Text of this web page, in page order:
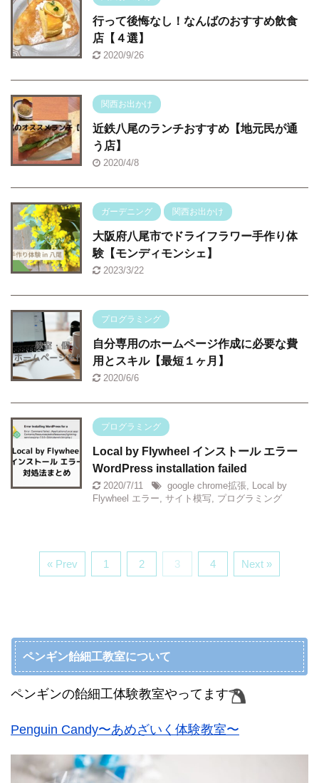
行って後悔なし！なんばのおすすめ飲食
店【４選】
2020/9/26
関西お出かけ
近鉄八尾のランチおすすめ【地元民が通
う店】
2020/4/8
ガーデニング 関西お出かけ
大阪府八尾市でドライフラワー手作り体
験【モンディモンシェ】
2023/3/22
プログラミング
自分専用のホームページ作成に必要な費
用とスキル【最短１ヶ月】
2020/6/6
プログラミング
Local by Flywheel インストール エラー
WordPress installation failed
2020/7/11 google chrome拡張, Local by
Flywheel エラー, サイト模写, プログラミング
« Prev 1 2 3 4 Next »
ペンギン飴細工教室について
ペンギンの飴細工体験教室やってます
Penguin Candy〜あめざいく体験教室〜